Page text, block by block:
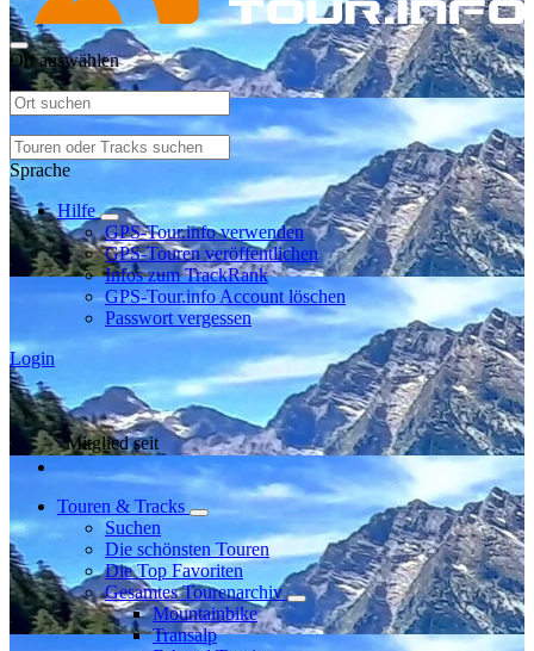
Ort auswählen
Sprache
Hilfe
GPS-Tour.info verwenden
GPS-Touren veröffentlichen
Infos zum TrackRank
GPS-Tour.info Account löschen
Passwort vergessen
Login
Mitglied seit
Touren & Tracks
Suchen
Die schönsten Touren
Die Top Favoriten
Gesamtes Tourenarchiv
Mountainbike
Transalp